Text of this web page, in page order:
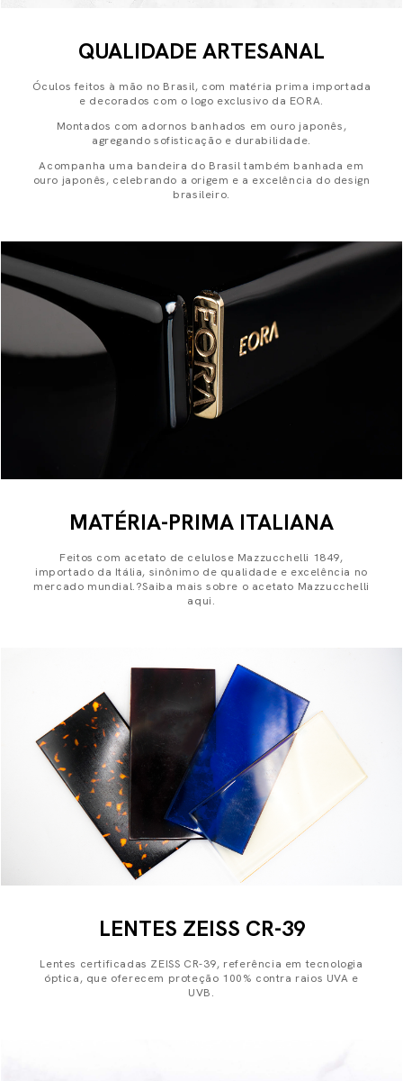
QUALIDADE ARTESANAL
Óculos feitos à mão no Brasil, com matéria prima importada
e decorados com o logo exclusivo da EORA.
Montados com adornos banhados em ouro japonês,
agregando sofisticação e durabilidade.
Acompanha uma bandeira do Brasil também banhada em
ouro japonês, celebrando a origem e a excelência do design
brasileiro.
MATÉRIA-PRIMA ITALIANA
Feitos com acetato de celulose Mazzucchelli 1849,
importado da Itália, sinônimo de qualidade e excelência no
mercado mundial.?Saiba mais sobre o acetato Mazzucchelli
aqui.
LENTES ZEISS CR-39
Lentes certificadas ZEISS CR-39, referência em tecnologia
óptica, que oferecem proteção 100% contra raios UVA e
UVB.